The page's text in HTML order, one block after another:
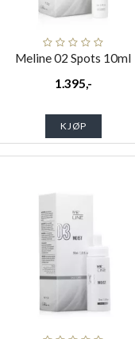
Meline 02 Spots 10ml
1.395,-
KJØP